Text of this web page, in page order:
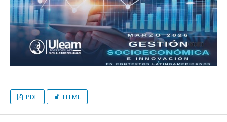
PDF HTML